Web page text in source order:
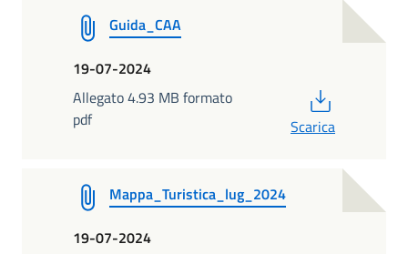
Guida_CAA
19-07-2024
Allegato 4.93 MB formato
pdf
Scarica
Mappa_Turistica_lug_2024
19-07-2024